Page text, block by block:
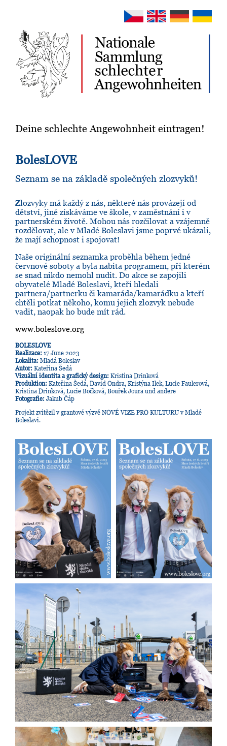
Deine schlechte Angewohnheit eintragen!
BolesLOVE
Seznam se na základě společných zlozvyků!
Zlozvyky má každý z nás, některé nás provázejí od
dětství, jiné získáváme ve škole, v zaměstnání i v
partnerském životě. Mohou nás rozčilovat a vzájemně
rozdělovat, ale v Mladé Boleslavi jsme poprvé ukázali,
že mají schopnost i spojovat!
Naše originální seznamka proběhla během jedné
červnové soboty a byla nabita programem, při kterém
se snad nikdo nemohl nudit. Do akce se zapojili
obyvatelé Mladé Boleslavi, kteří hledali
partnera/partnerku či kamaráda/kamarádku a kteří
chtěli potkat někoho, komu jejich zlozvyk nebude
vadit, naopak ho bude mít rád.
www.boleslove.org
BOLESLOVE
Realizace: 17 June 2023
Lokalita: Mladá Boleslav
Autor: Kateřina Šedá
Vizuální identita a grafický design: Kristína Drinková
Produktion: Kateřina Šedá, David Ondra, Kristýna Ilek, Lucie Faulerová,
Kristína Drinková, Lucie Bočková, Bouřek Joura und andere
Fotografie: Jakub Čáp
Projekt zvítězil v grantové výzvě NOVÉ VIZE PRO KULTURU v Mladé
Boleslavi.